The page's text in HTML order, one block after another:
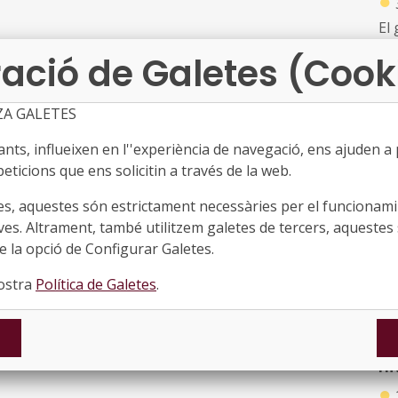
El
A
●
de Galetes
GALETES
influeixen en l''experiència de navegació, ens ajuden
que ens solicitin a través de la web.
aquestes són estrictament necessàries per el
Altrament, també utilitzem galetes de tercers, aquestes
la opció de Configurar Galetes.
Política de Galetes.